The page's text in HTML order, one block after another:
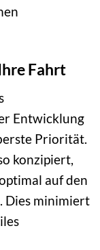
Fahrt
Entwicklung
Priorität.
konzipiert,
auf den
Dies minimiert